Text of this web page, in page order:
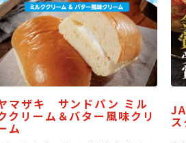
JAPAN餃子大賞 金賞受賞
スタミナ焼き餃子